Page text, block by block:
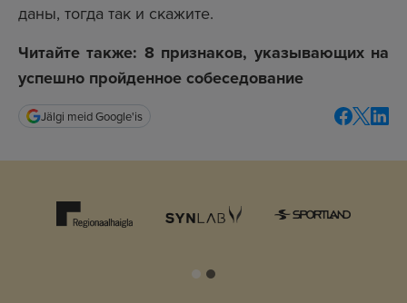
даны, тогда так и скажите.
Читайте также: 8 признаков, указывающих на
успешно пройденное собеседование
Jälgi meid Google'is